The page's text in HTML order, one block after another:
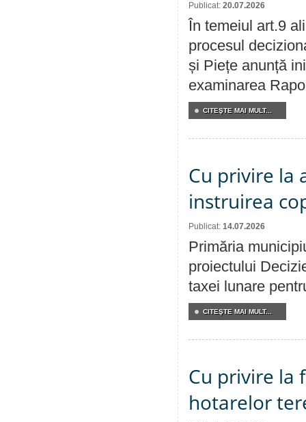
Publicat: 20.07.2026
În temeiul art.9
procesul
și Piețe anunță
examinarea
CITEŞTE MAI MULT...
Cu privire la
instruirea
Publicat: 14.07.2026
Primăria
proiectului
taxei lunare
CITEŞTE MAI MULT...
Cu privire la
hotarelor